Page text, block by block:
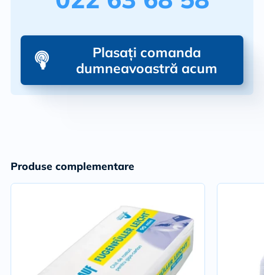
produsului pot fi modificate de producător fără preîntâmpinare.
Plasați comanda
dumneavoastră acum
Produse complementare